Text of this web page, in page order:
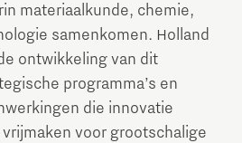
materiaalkunde, chemie,
samenkomen. Holland
ontwikkeling van dit
programma’s en
die innovatie
voor grootschalige